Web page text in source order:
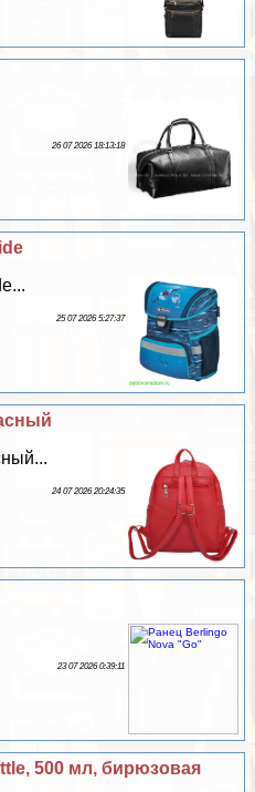
26 07 2026 18:13:18
25 07 2026 5:27:37
24 07 2026 20:24:35
23 07 2026 0:39:11
500 мл, бирюзовая